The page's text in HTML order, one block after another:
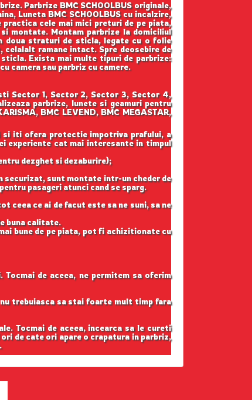
Parbrize BMC SCHOOLBUS originale,
Luneta BMC SCHOOLBUS cu incalzire,
practica cele mai mici preturi de pe piata,
montate. Montam parbrize la domiciliul
doua straturi de sticla, legate cu o folie
ramane intact. Spre deosebire de
Exista mai multe tipuri de parbrize:
camera sau parbriz cu camere.
Sector 1, Sector 2, Sector 3, Sector 4,
parbrize, lunete si geamuri pentru
BMC LEVEND, BMC MEGASTAR,
si iti ofera protectie impotriva prafului, a
experiente cat mai interesante in timpul
dezghet si dezaburire);
securizat, sunt montate intr-un cheder de
pasageri atunci cand se sparg.
ceea ce ai de facut este sa ne suni, sa ne
buna calitate.
bune de pe piata, pot fi achizitionate cu
de aceea, ne permitem sa oferim
trebuiasca sa stai foarte mult timp fara
Tocmai de aceea, incearca sa le cureti
de cate ori apare o crapatura in parbriz,